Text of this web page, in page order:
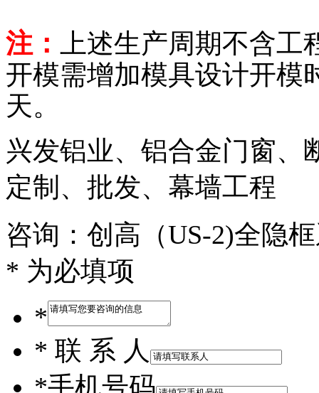
注：
上述生产周期不含
开模需增加模具设计开模
天。
兴发铝业、铝合金门窗、
定制、批发、幕墙工程
咨询：创高（US-2)全隐
* 为必填项
*
* 联 系 人
*手机号码